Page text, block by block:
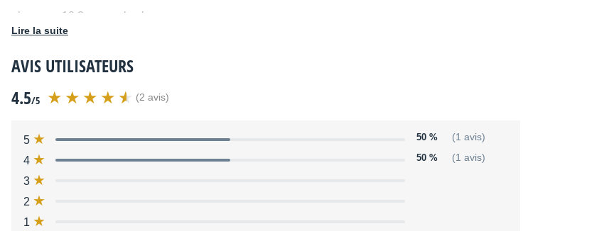
- largeur : 10,2cm au plus large
- longueur aux 3 trous d'attache (courroie serpentant dans
- coloris : noir, coutures noires
Lire la suite
AVIS UTILISATEURS
4.5/5 (2 avis)
5 50 % (1 avis)
4 50 % (1 avis)
3
2
1